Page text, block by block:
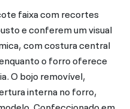
faixa com recortes
e conferem um visual
com costura central
o forro oferece
O bojo removível,
interna no forro,
Confeccionado em